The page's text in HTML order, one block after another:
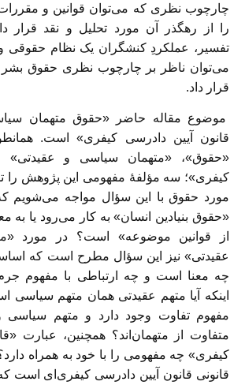
چارچوب نظری که می‌توان قوانین و
را از رهگذر آن مورد تحلیل و نقد قرار
تفسیر، عملکردِ کنشگران یک نظام حقوقی و
می‌توان ناظر بر چارچوب نظری حقوق بشر
قرار داد.
موضوع مقاله حاضر «حقوق متهمان
قانون آیین دادرسی کیفری» است.
«حقوق»، «متهمان سیاسی و عقیدتی»
کیفری»؛ سه مؤلفۀ مفهومی این پژوهش را
مورد حقوق با این سؤال مواجه می‌شویم
«حقوق بنیادین انسان» به کار می‌رود یا به
از قوانین موضوعه» است؟ در مورد
عقیدتی» نیز این سؤال مطرح است که
چه معنا است و چه ارتباطی با مفهوم
اینکه آیا متهم عقیدتی همان متهم سیاسی
مفهوم تفاوت وجود دارد و متهم سیاسی
متفاوت از متهمان‌اند؟ همچنین، عبارت
کیفری» چه مفهومی را با خود به همراه
قانونی قانون آیین دادرسی کیفری‌ای است